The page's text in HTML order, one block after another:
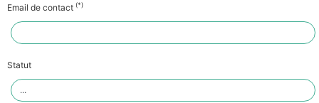
Email de contact (*)
Statut